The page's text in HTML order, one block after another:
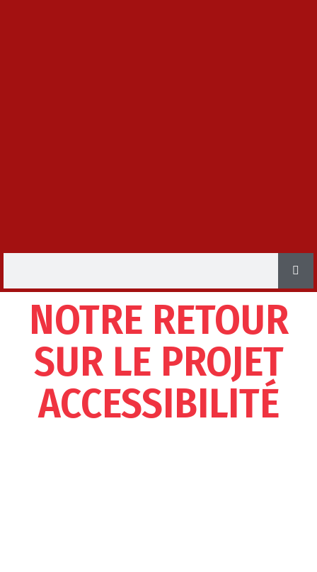
NOTRE RETOUR
SUR LE PROJET
ACCESSIBILITÉ